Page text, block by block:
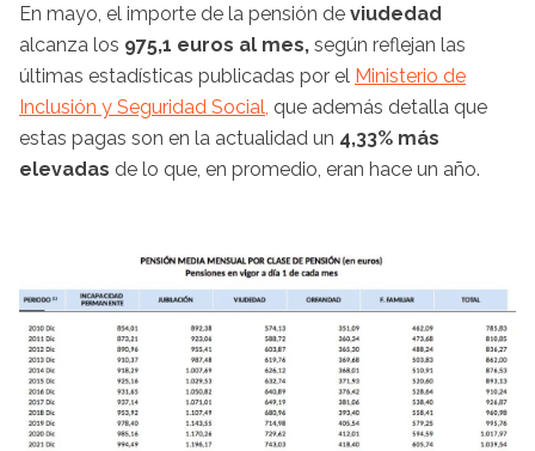
En mayo, el importe de la pensión de viudedad
alcanza los 975,1 euros al mes, según reflejan las
últimas estadísticas publicadas por el Ministerio de
Inclusión y Seguridad Social, que además detalla que
estas pagas son en la actualidad un 4,33% más
elevadas de lo que, en promedio, eran hace un año.